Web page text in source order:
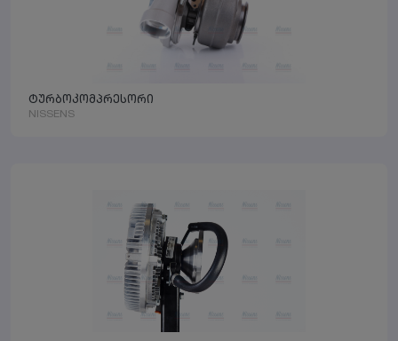
ტურბოკომპრესორი
NISSENS